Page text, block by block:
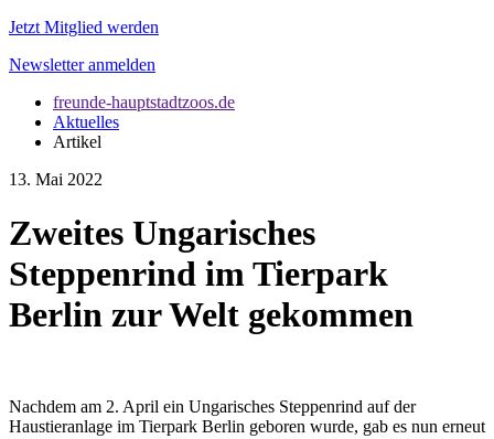
Jetzt Mitglied werden
Newsletter anmelden
freunde-hauptstadtzoos.de
Aktuelles
Artikel
13. Mai 2022
Zweites Ungarisches
Steppenrind im Tierpark
Berlin zur Welt gekommen
Nachdem am 2. April ein Ungarisches Steppenrind auf der
Haustieranlage im Tierpark Berlin geboren wurde, gab es nun erneut